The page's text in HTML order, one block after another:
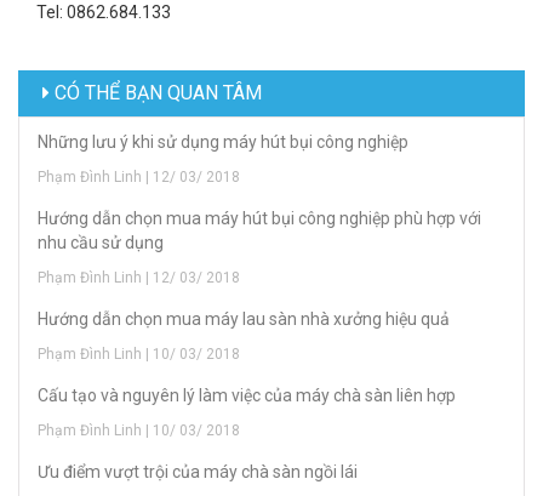
Tel: 0862.684.133
CÓ THỂ BẠN QUAN TÂM
Những lưu ý khi sử dụng máy hút bụi công nghiệp
Phạm Đình Linh | 12/ 03/ 2018
Hướng dẫn chọn mua máy hút bụi công nghiệp phù hợp với
nhu cầu sử dụng
Phạm Đình Linh | 12/ 03/ 2018
Hướng dẫn chọn mua máy lau sàn nhà xưởng hiệu quả
Phạm Đình Linh | 10/ 03/ 2018
Cấu tạo và nguyên lý làm việc của máy chà sàn liên hợp
Phạm Đình Linh | 10/ 03/ 2018
Ưu điểm vượt trội của máy chà sàn ngồi lái